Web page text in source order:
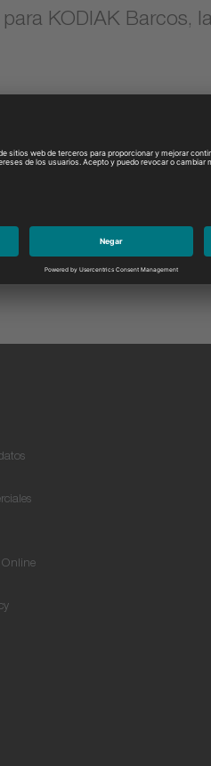
KODIAK Barcos,
Seleccione